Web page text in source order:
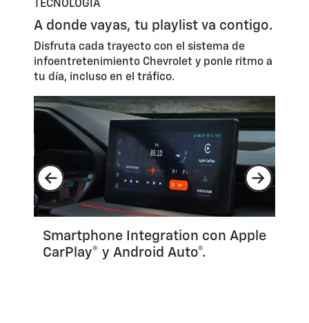
TECNOLOGÍA
A donde vayas, tu playlist va contigo.
Disfruta cada trayecto con el sistema de
infoentretenimiento Chevrolet y ponle ritmo a
tu día, incluso en el tráfico.
Clúster configurable de 7".